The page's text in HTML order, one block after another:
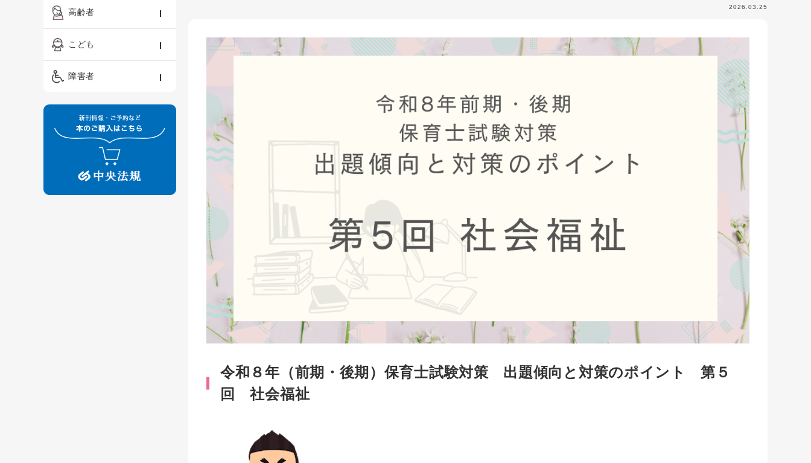
ケアマネジャー
精神保健福祉士
保育士
高齢者
認知症ケア・介護技術
ーシャルワーク
看護
制度
こども
保育・教育／発達障害
障害者
障害者支援・福祉
2026.03.25
令和８年（前期・後期）保育士試験対策 出題傾向と対策のポイント 第５
回 社会福祉